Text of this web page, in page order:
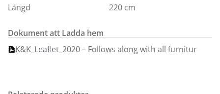
Längd
220 cm
Dokument att Ladda hem
K&K_Leaflet_2020 – Follows along with all furnitur